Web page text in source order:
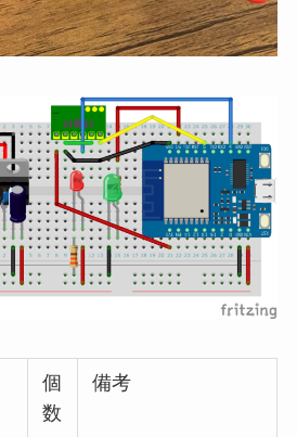
個
数
備考